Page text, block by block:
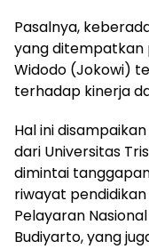
Pasalnya,
yang ditempatkan
Widodo (Jokowi)
terhadap kinerja
Hal ini
dari Universitas
dimintai
riwayat
Pelayaran
Budiyarto, yang